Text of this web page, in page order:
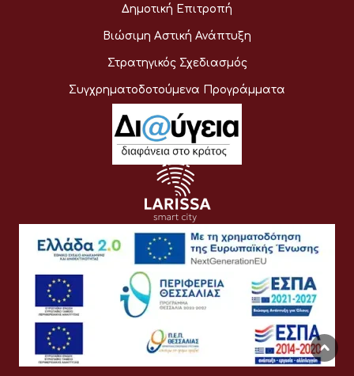
Δημοτική Επιτροπή
Βιώσιμη Αστική Ανάπτυξη
Στρατηγικός Σχεδιασμός
Συγχρηματοδοτούμενα Προγράμματα